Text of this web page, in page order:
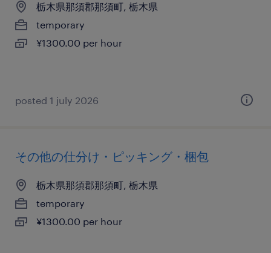
栃木県那須郡那須町, 栃木県
temporary
¥1300.00 per hour
posted 1 july 2026
その他の仕分け・ピッキング・梱包
栃木県那須郡那須町, 栃木県
temporary
¥1300.00 per hour